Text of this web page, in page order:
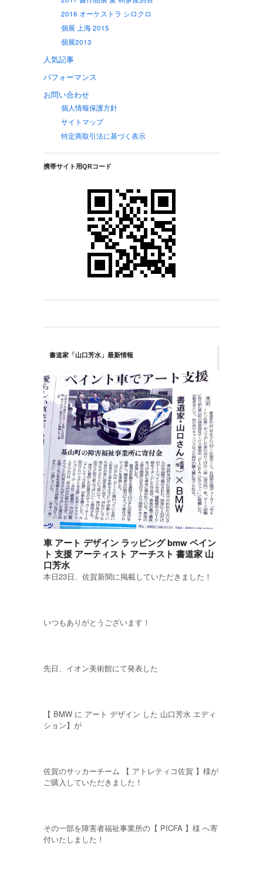
2016 オーケストラ シロクロ
個展 上海 2015
個展2013
人気記事
パフォーマンス
お問い合わせ
個人情報保護方針
サイトマップ
特定商取引法に基づく表示
携帯サイト用QRコード
書道家「山口芳水」最新情報
車 アート デザイン ラッピング bmw ペイン
ト 支援 アーティスト アーチスト 書道家 山
口芳水
本日23日、佐賀新聞に掲載していただきました！
いつもありがとうございます！
先日、イオン美術館にて発表した
【 BMW に アート デザイン した 山口芳水 エディ
ション】が
佐賀のサッカーチーム 【 アトレティコ佐賀 】様が
ご購入していただきました！
その一部を障害者福祉事業所の【 PICFA 】様 へ寄
付いたしました！